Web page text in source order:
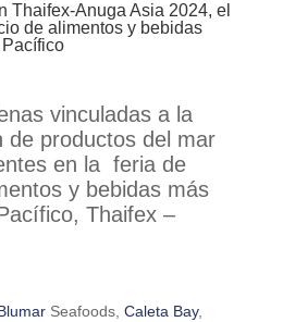
Thaifex-Anuga Asia 2024, el
de alimentos y bebidas
vinculadas a la
de productos del mar
en la feria de
y bebidas más
Thaifex –
Seafoods, Caleta Bay,